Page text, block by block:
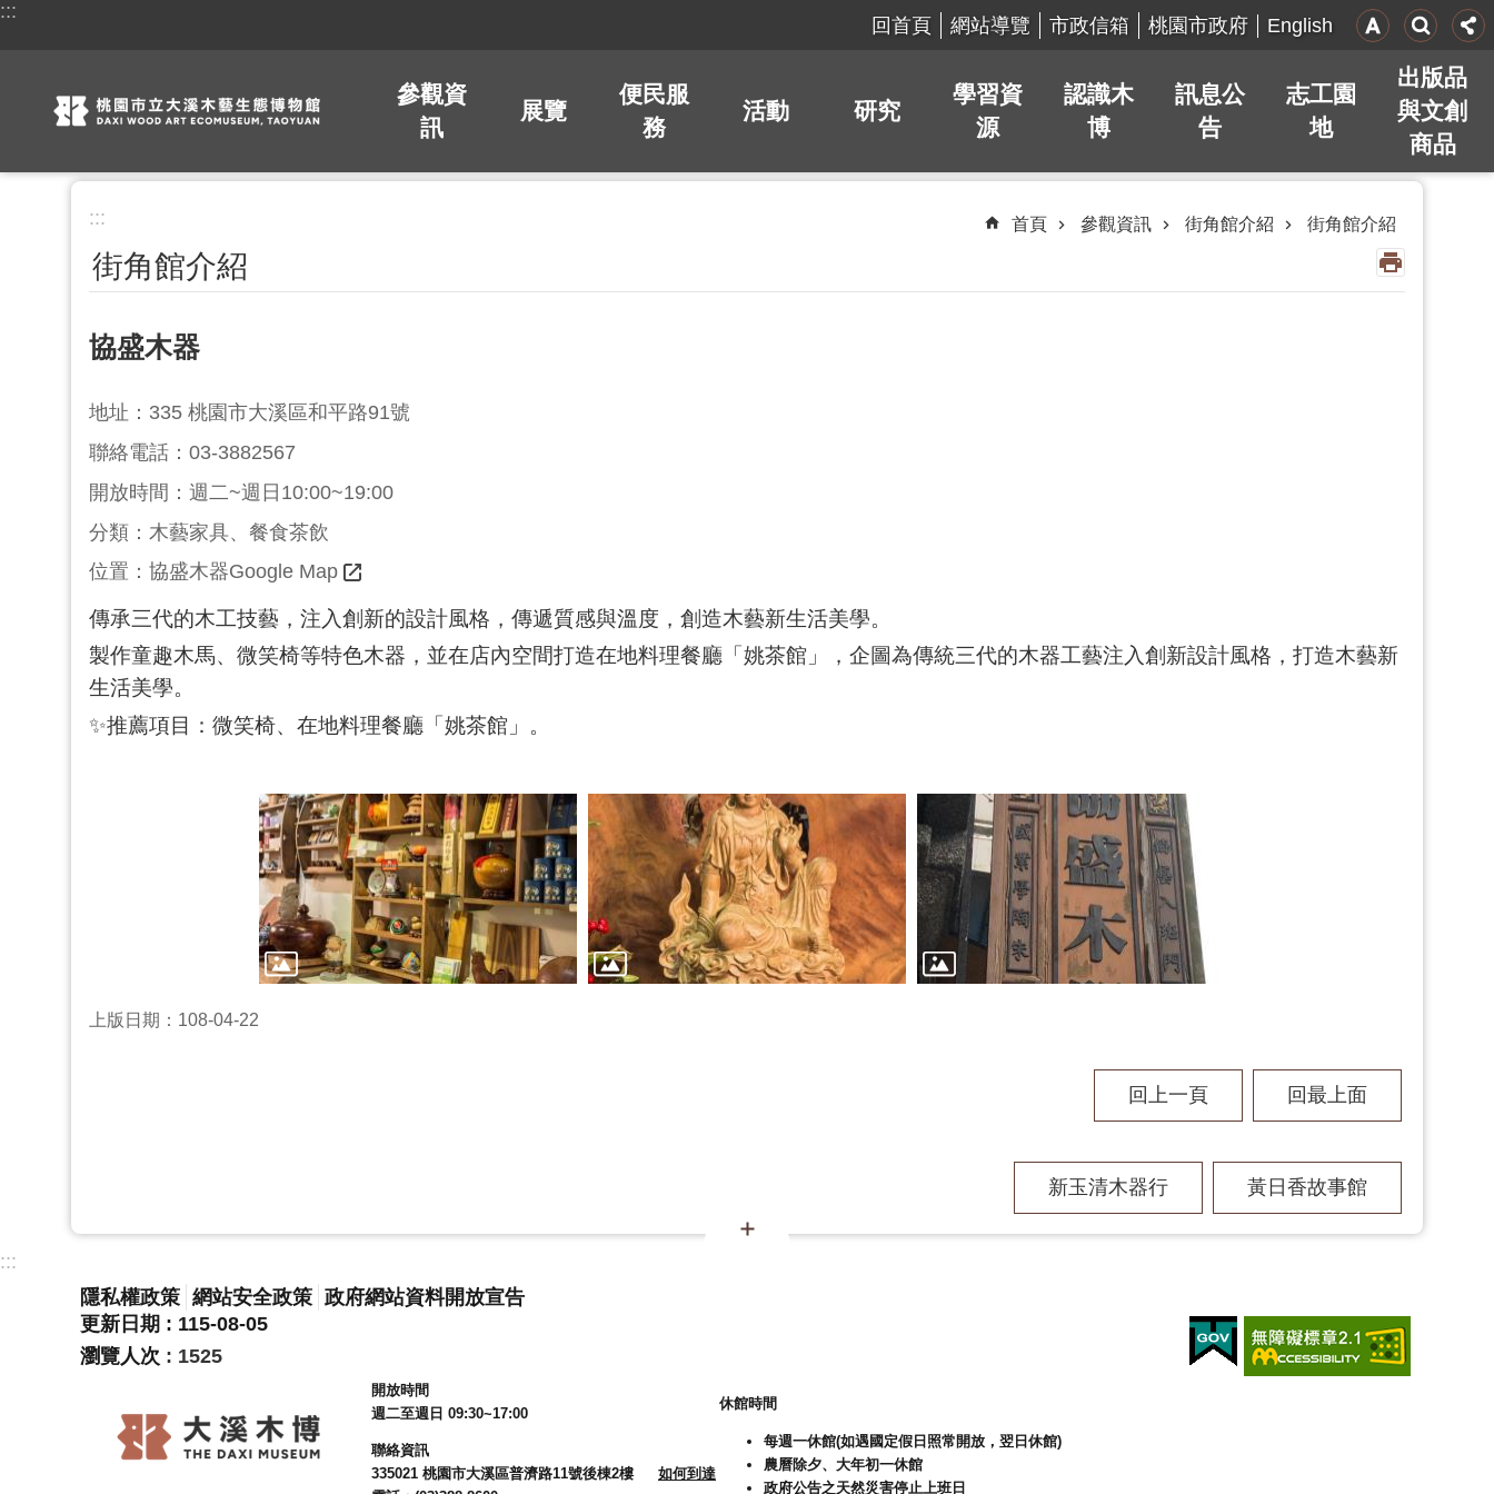
跳到主要內容區塊
:::
回首頁 網站導覽 市政信箱 桃園市政府 English
參觀資
訊
展覽
便民服
務
活動 研究
學習資
源
認識木
博
訊息公
告
志工園
地
出版品
與文創
商品
::: 首頁 參觀資訊 街角館介紹 街角館介紹
街角館介紹
協盛木器
地址：335 桃園市大溪區和平路91號
聯絡電話：03-3882567
開放時間：週二~週日10:00~19:00
分類：木藝家具、餐食茶飲
位置： 協盛木器Google Map
傳承三代的木工技藝，注入創新的設計風格，傳遞質感與溫度，創造木藝新生活美學。
製作童趣木馬、微笑椅等特色木器，並在店內空間打造在地料理餐廳「姚茶館」，企圖為傳統三代的木器工藝注入創新設計風格，打造木藝新
生活美學。
✨推薦項目：微笑椅、在地料理餐廳「姚茶館」。
上版日期：108-04-22
回上一頁 回最上面
新玉清木器行 黃日香故事館
:::
隱私權政策 網站安全政策 政府網站資料開放宣告
更新日期
115-08-05
瀏覽人次
1525
開放時間
週二至週日 09:30~17:00
聯絡資訊
335021 桃園市大溪區普濟路11號後棟2樓
如何到達
休館時間
每週一休館(如遇國定假日照常開放，翌日休館)
農曆除夕、大年初一休館
政府公告之天然災害停止上班日